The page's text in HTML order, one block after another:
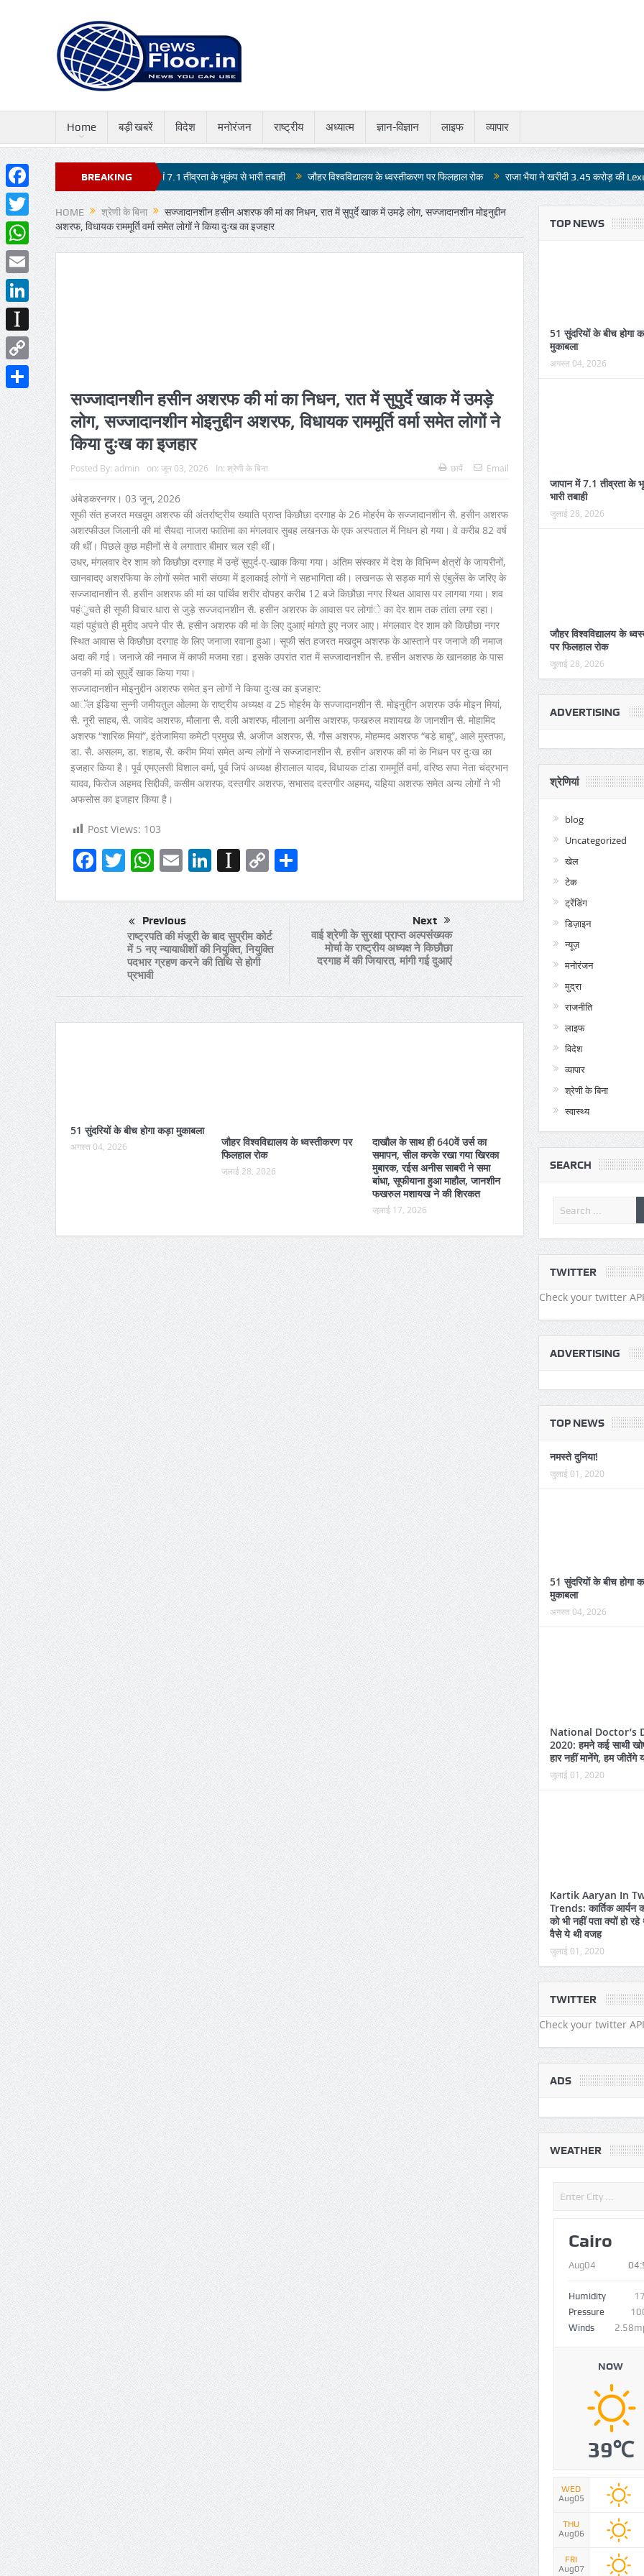
Home बड़ी खबरें विदेश मनोरंजन राष्ट्रीय अध्यात्म ज्ञान-विज्ञान लाइफ व्यापार
BREAKING
NEWS
कड़ा मुकाबला जापान में 7.1 तीव्रता के भूकंप से भारी तबाही जौहर विश्वविद्यालय के ध्वस्तीकरण पर फिलहाल रोक राजा भैया ने खरीदी 3.45 करोड़ की Lexus LX 500d
HOME श्रेणी के बिना
सज्जादानशीन हसीन अशरफ की मां का निधन, रात में सुपुर्दे खाक में उमड़े लोग, सज्जादानशीन मोइनुद्दीन
अशरफ, विधायक राममूर्ति वर्मा समेत लोगों ने किया दुःख का इजहार
सज्जादानशीन हसीन अशरफ की मां का निधन, रात में सुपुर्दे खाक में उमड़े
लोग, सज्जादानशीन मोइनुद्दीन अशरफ, विधायक राममूर्ति वर्मा समेत लोगों ने
किया दुःख का इजहार
Posted By: admin on: जून 03, 2026 In: श्रेणी के बिना छापें Email
अंबेडकरनगर। 03 जून, 2026
सूफी संत हजरत मखदूम अशरफ की अंतर्राष्ट्रीय ख्याति प्राप्त किछौछा दरगाह के 26 मोहर्रम के सज्जादानशीन सै. हसीन अशरफ
अशरफीउल जिलानी की मां सैयदा नाजरा फातिमा का मंगलवार सुबह लखनऊ के एक अस्पताल में निधन हो गया। वे करीब 82 वर्ष
की थीं। पिछले कुछ महीनों से वे लगातार बीमार चल रही थीं।
उधर, मंगलवार देर शाम को किछौछा दरगाह में उन्हें सुपुर्द-ए-खाक किया गया। अंतिम संस्कार में देश के विभिन्न क्षेत्रों के जायरीनों,
खानवादए अशरफिया के लोगों समेत भारी संख्या में इलाकाई लोगों ने सहभागिता की। लखनऊ से सड़क मार्ग से एंबुलेंस के जरिए के
सज्जादानशीन सै. हसीन अशरफ की मां का पार्थिव शरीर दोपहर करीब 12 बजे किछौछा नगर स्थित आवास पर लागया गया। शव
पहंुचते ही सूफी विचार धारा से जुड़े सज्जदानशीन सै. हसीन अशरफ के आवास पर लोगांे का देर शाम तक तांता लगा रहा।
यहां पहुंचते ही मुरीद अपने पीर सै. हसीन अशरफ की मां के लिए दुआएं मांगते हुए नजर आए। मंगलवार देर शाम को किछौछा नगर
स्थित आवास से किछौछा दरगाह के लिए जनाजा रवाना हुआ। सूफी संत हजरत मखदूम अशरफ के आस्ताने पर जनाजे की नमाज
अदा की गई। जनाजे की नमाज में काफी मजमा रहा। इसके उपरांत रात में सज्जादानशीन सै. हसीन अशरफ के खानकाह के पास
उनकी मां को सुपुर्दे खाक किया गया।
सज्जादानशीन मोइनुद्दीन अशरफ समेत इन लोगों ने किया दुःख का इजहार:
आॅल इंडिया सुन्नी जमीयतुल ओलमा के राष्ट्रीय अध्यक्ष व 25 मोहर्रम के सज्जादानशीन सै. मोइनुद्दीन अशरफ उर्फ मोइन मियां,
सै. नूरी साहब, सै. जावेद अशरफ, मौलाना सै. वली अशरफ, मौलाना अनीस अशरफ, फखरुल मशायख के जानशीन सै. मोहामिद
अशरफ “शारिक मियां”, इंतेजामिया कमेटी प्रमुख सै. अजीज अशरफ, सै. गौस अशरफ, मोहम्मद अशरफ “बडे़ बाबू”, आले मुस्तफा,
डा. सै. असलम, डा. शहाब, सै. करीम मियां समेत अन्य लोगों ने सज्जादानशीन सै. हसीन अशरफ की मां के निधन पर दुःख का
इजहार किया है। पूर्व एमएलसी विशाल वर्मा, पूर्व जिपं अध्यक्ष हीरालाल यादव, विधायक टांडा राममूर्ति वर्मा, वरिष्ठ सपा नेता चंद्रभान
यादव, फिरोज अहमद सिद्दीकी, कसीम अशरफ, दस्तगीर अशरफ, सभासद दस्तगीर अहमद, यहिया अशरफ समेत अन्य लोगों ने भी
अफसोस का इजहार किया है।
Post Views: 103
Facebook
Twitter
WhatsApp
EmailLinkedIn
Instapaper
CopyShare
Previous
राष्ट्रपति की मंजूरी के बाद सुप्रीम कोर्ट
में 5 नए न्यायाधीशों की नियुक्ति, नियुक्ति
पदभार ग्रहण करने की तिथि से होगी
प्रभावी
Next
वाई श्रेणी के सुरक्षा प्राप्त अल्पसंख्यक
मोर्चा के राष्ट्रीय अध्यक्ष ने किछौछा
दरगाह में की जियारत, मांगी गई दुआएं
51 सुंदरियों के बीच होगा कड़ा मुकाबला
अगस्त 04, 2026
जौहर विश्वविद्यालय के ध्वस्तीकरण पर
फिलहाल रोक
जुलाई 28, 2026
दाखौल के साथ ही 640वें उर्स का
समापन, सील करके रखा गया खिरका
मुबारक, रईस अनीस साबरी ने समा
बांधा, सूफीयाना हुआ माहौल, जानशीन
फखरुल मशायख ने की शिरकत
जुलाई 17, 2026
TOP NEWS
51 सुंदरियों के बीच होगा
मुकाबला
अगस्त 04, 2026
जापान में 7.1 तीव्रता के
भारी तबाही
जुलाई 28, 2026
जौहर विश्वविद्यालय के
पर फिलहाल रोक
जुलाई 28, 2026
ADVERTISING
श्रेणियां
blog
Uncategorized
खेल
टेक
ट्रेंडिंग
डिज़ाइन
न्यूज़
मनोरंजन
मुद्रा
राजनीति
लाइफ
विदेश
व्यापार
श्रेणी के बिना
स्वास्थ्य
SEARCH
TWITTER
Check your twitter
ADVERTISING
TOP NEWS
नमस्ते दुनिया!
जुलाई 01, 2020
51 सुंदरियों के बीच होगा
मुकाबला
अगस्त 04, 2026
National Doctor’s
2020: हमने कई साथी
हार नहीं मानेंगे, हम जीतेंगे
जुलाई 01, 2020
Kartik Aaryan In
Trends: कार्तिक आर्यन
को भी नहीं पता क्यों हो
वैसे ये थी वजह
जुलाई 01, 2020
TWITTER
Check your twitter
ADS
WEATHER
Cairo
Aug04
Humidity
Pressure
Winds
NOW
39℃
WED
Aug05
THU
Aug06
FRI
Aug07
130 पुलिसकर्मियों वाला बसखारी थाना
बिजली आपूर्ति से महरुम, कार्य हो रहे
प्रभावित, कई दिनों से थाने को निर्बाध ढंग से
नहीं मिल रही बिजली
51 सुंदरियों के बीच होगा कड़ा
Facebook
Twitter
WhatsApp
Email
LinkedIn
Instapaper
Copy
Link
Share